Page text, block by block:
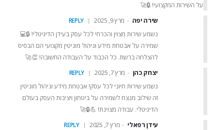
על השירות המקצועי! 🔒🚀
שירה יפה
מרץ 9, 2025 REPLY
נשמע שירות מצוין והכרחי לכל עסק בעידן הדיגיטלי! 🔒💻
שמירה על אבטחת מידע וניהול מוניטין מקצועי הם הבסיס
להצלחה ברשת. כל הכבוד על העבודה החשובה! 👏🚀
יצחק כהן
מרץ 7, 2025 REPLY
נשמע שירות חיוני לכל עסק! אבטחת מידע וניהול מוניטין
זה שילוב מנצח לשמירה על ביטחון ויציבות העסק בעולם
הדיגיטלי. עבודה מצוינת! 💪🔒🚀
עידן רפאלי
מרץ 7, 2025 REPLY